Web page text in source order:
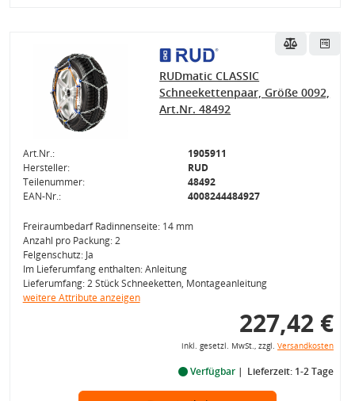
RUDmatic CLASSIC
Schneekettenpaar, Größe 0092,
Art.Nr. 48492
Art.Nr.:
1905911
Hersteller:
RUD
Teilenummer:
48492
EAN-Nr.:
4008244484927
Freiraumbedarf Radinnenseite: 14 mm
Anzahl pro Packung: 2
Felgenschutz: Ja
Im Lieferumfang enthalten: Anleitung
Lieferumfang: 2 Stück Schneeketten, Montageanleitung
weitere Attribute anzeigen
227,42 €
inkl. gesetzl. MwSt., zzgl. Versandkosten
Verfügbar Lieferzeit: 1-2 Tage